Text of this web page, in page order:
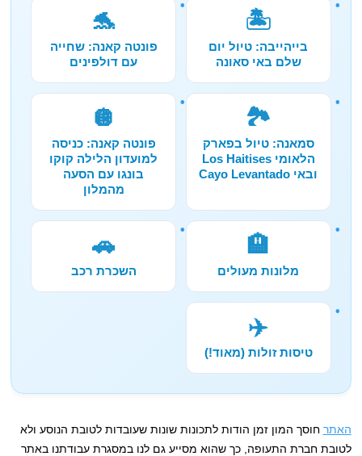
🏝️
בייהייבה: טיול יום
שלם באי סאונה
🐬
פונטה קאנה: שחייה
עם דולפינים
🏞️
סמאנה: טיול בפארק
הלאומי Los Haitises
ובאי Cayo Levantado
🪩
פונטה קאנה: כניסה
למועדון הלילה קוקו
בונגו עם הסעה
מהמלון
🏨
מלונות מעולים
🚗
השכרת רכב
✈️
טיסות זולות (מאוד!)
האתר חוסך המון זמן הודות לתכונות שונות שעובדות לטובת הנוסע ולא
לטובת חברת התעופה, כך שהוא מסייע גם לנו במסגרת עבודתנו באתר